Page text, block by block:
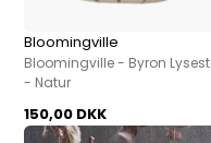
Bloomingville
Bloomingville - Byron
- Natur
150,00 DKK